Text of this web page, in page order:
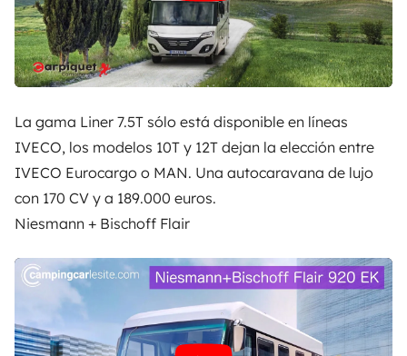
La gama Liner 7.5T sólo está disponible en líneas
IVECO, los modelos 10T y 12T dejan la elección entre
IVECO Eurocargo o MAN. Una autocaravana de lujo
con 170 CV y a 189.000 euros.
Niesmann + Bischoff Flair